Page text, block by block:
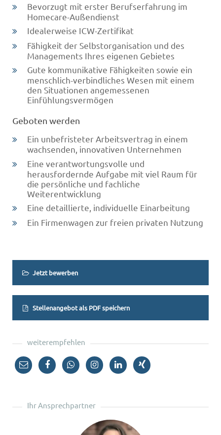
Bevorzugt mit erster Berufserfahrung im
Homecare-Außendienst
Idealerweise ICW-Zertifikat
Fähigkeit der Selbstorganisation und des
Managements Ihres eigenen Gebietes
Gute kommunikative Fähigkeiten sowie ein
menschlich-verbindliches Wesen mit einem
den Situationen angemessenen
Einfühlungsvermögen
Geboten werden
Ein unbefristeter Arbeitsvertrag in einem
wachsenden, innovativen Unternehmen
Eine verantwortungsvolle und
herausfordernde Aufgabe mit viel Raum für
die persönliche und fachliche
Weiterentwicklung
Eine detaillierte, individuelle Einarbeitung
Ein Firmenwagen zur freien privaten Nutzung
Jetzt bewerben
Stellenangebot als PDF speichern
weiterempfehlen
Ihr Ansprechpartner